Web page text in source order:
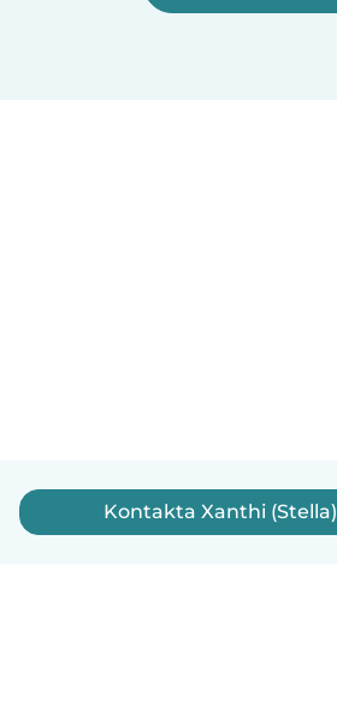
Kontakta Xanthi (Stella)